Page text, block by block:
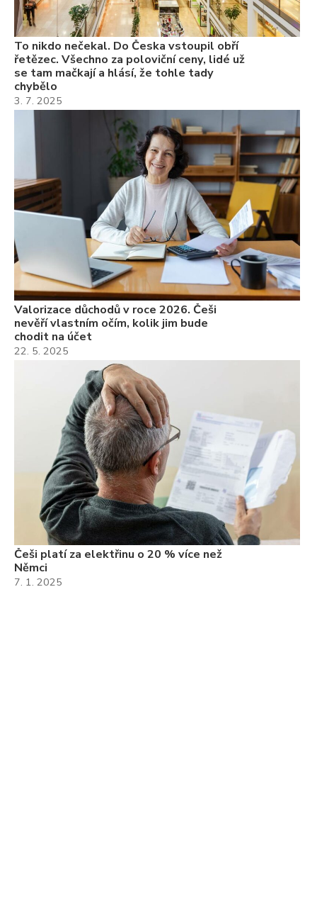
To nikdo nečekal. Do Česka vstoupil obří
řetězec. Všechno za poloviční ceny, lidé už
se tam mačkají a hlásí, že tohle tady
chybělo
3. 7. 2025
Valorizace důchodů v roce 2026. Češi
nevěří vlastním očím, kolik jim bude
chodit na účet
22. 5. 2025
Češi platí za elektřinu o 20 % více než
Němci
7. 1. 2025